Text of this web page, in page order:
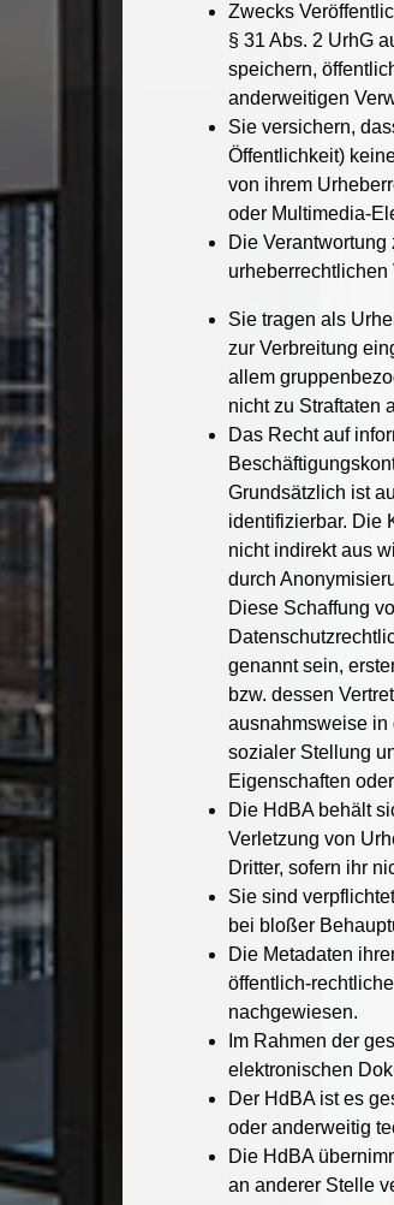
Zwecks
§ 31 Abs. 2 UrhG
speichern,
anderweitigen
Sie versichern,
Öffentlichkeit)
von ihrem
oder Multimedia-
Die
urheberrechtlichen
Sie tragen als
zur Verbreitung
allem
nicht zu Straftaten
Das Recht auf
Grundsätzlich ist
identifizierbar. Die
nicht indirekt aus
durch
Diese Schaffung
genannt sein,
bzw. dessen
ausnahmsweise in
sozialer Stellung
Eigenschaften
Die HdBA behält
Verletzung von
Dritter, sofern ihr
Sie sind
bei bloßer
Die Metadaten
öffentlich-
nachgewiesen.
Im Rahmen der
elektronischen
Der HdBA ist es
oder anderweitig
Die HdBA
an anderer Stelle